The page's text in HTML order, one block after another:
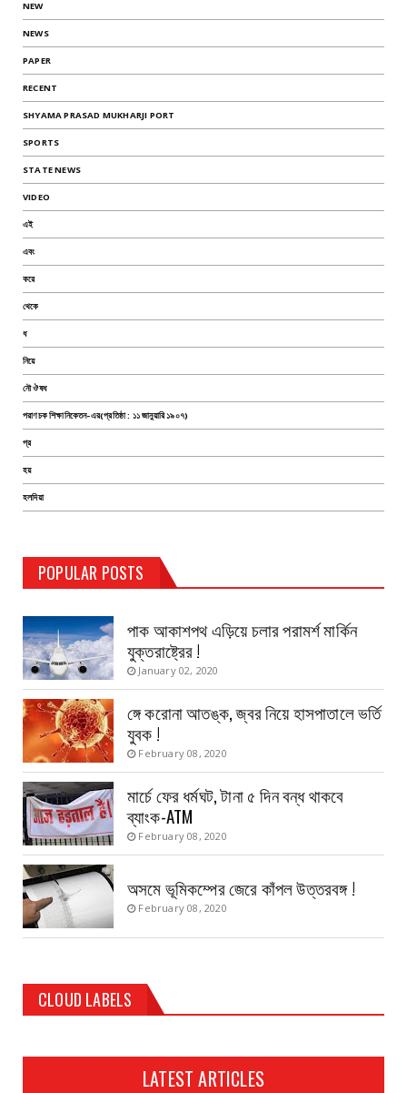
NEW
NEWS
PAPER
RECENT
SHYAMA PRASAD MUKHARJI PORT
SPORTS
STATE NEWS
VIDEO
এই
এবং
করে
থেকে
ধ
নিয়ে
নৌ ঔষধ
পরাণচক শিক্ষানিকেতন-এর(প্রতিষ্ঠা : ১১ জানুয়ারি ১৯০৭)
প্র
হয়
হলদিয়া
POPULAR POSTS
TEST PAGE
Haldia Bandar August 14, 2019
পাক আকাশপথ এড়িয়ে চলার পরামর্শ মার্কিন
যুক্তরাষ্ট্রের !
January 02, 2020
ঙ্গে করোনা আতঙ্ক, জ্বর নিয়ে হাসপাতালে ভর্তি
যুবক !
February 08, 2020
মার্চে ফের ধর্মঘট, টানা ৫ দিন বন্ধ থাকবে
ব্যাংক-ATM
February 08, 2020
অসমে ভূমিকম্পের জেরে কাঁপল উত্তরবঙ্গ !
February 08, 2020
CLOUD LABELS
LATEST ARTICLES